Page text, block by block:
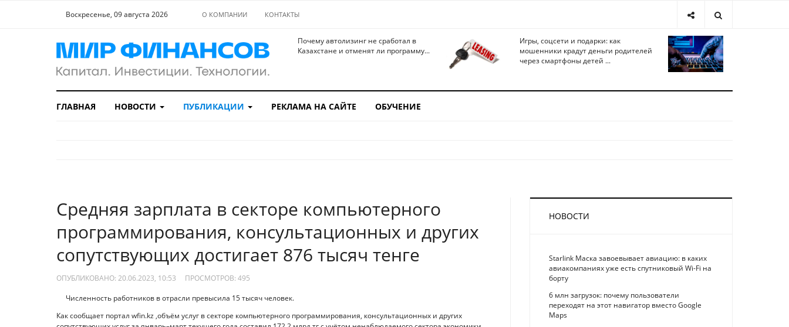
Воскресенье, 09 августа 2026 О КОМПАНИИ КОНТАКТЫ
Почему автолизинг не сработал в
Казахстане и отменят ли программу...
Игры, соцсети и подарки: как
мошенники крадут деньги родителей
через смартфоны детей ...
ГЛАВНАЯ НОВОСТИ ПУБЛИКАЦИИ РЕКЛАМА НА САЙТЕ ОБУЧЕНИЕ
Средняя зарплата в секторе компьютерного
программирования, консультационных и других
сопутствующих достигает 876 тысяч тенге
ОПУБЛИКОВАНО: 20.06.2023, 10:53 ПРОСМОТРОВ: 495
Численность работников в отрасли превысила 15 тысяч человек.
Как сообщает портал wfin.kz ,объём услуг в секторе компьютерного программирования, консультационных и других
НОВОСТИ
Starlink Маска завоевывает авиацию: в каких
авиакомпаниях уже есть спутниковый Wi-Fi на
борту
6 млн загрузок: почему пользователи
переходят на этот навигатор вместо Google
Maps